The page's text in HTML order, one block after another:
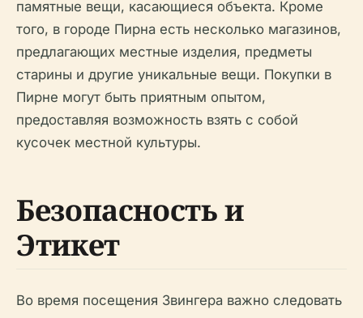
памятные вещи, касающиеся объекта. Кроме
того, в городе Пирна есть несколько магазинов,
предлагающих местные изделия, предметы
старины и другие уникальные вещи. Покупки в
Пирне могут быть приятным опытом,
предоставляя возможность взять с собой
кусочек местной культуры.
Безопасность и
Этикет
Во время посещения Звингера важно следовать